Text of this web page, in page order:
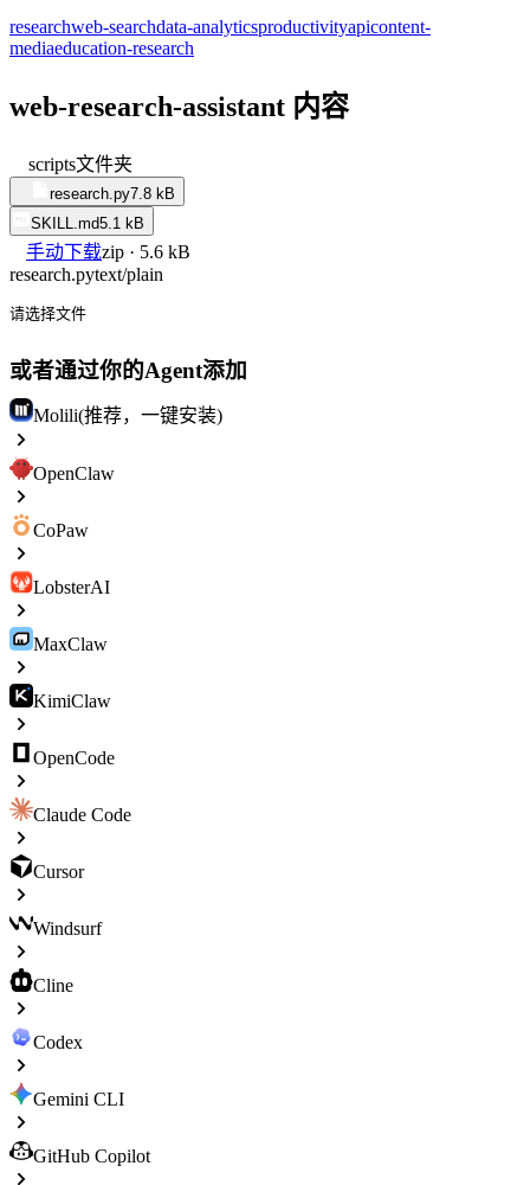
researchweb-searchdata-analyticsproductivityapicontent-
mediaeducation-research
web-research-assistant 内容
scripts文件夹
research.py7.8 kB
SKILL.md5.1 kB
手动下载zip · 5.6 kB
research.pytext/plain
请选择文件
或者通过你的Agent添加
Molili(推荐，一键安装)
OpenClaw
CoPaw
LobsterAI
MaxClaw
KimiClaw
OpenCode
Claude Code
Cursor
Windsurf
Cline
Codex
Gemini CLI
GitHub Copilot